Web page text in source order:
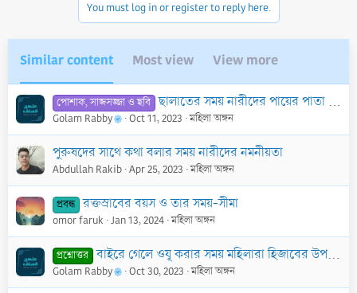
You must log in or register to reply here.
Similar content Most view View more
পোশাক, সাজসজ্জা ও ছবি ছালাতের সময় নারীদের পায়ের পাতা ঢেকে রাখা ওয়াজিব কি?
Golam Rabby Oct 11, 2023 মহিলা অঙ্গন
পুরুষদের সাথে কথা বলার সময় নারীদের নমনীয়তা
Abdullah Rakib Apr 25, 2023 মহিলা অঙ্গন
প্রবন্ধ রক্তস্রাবের বয়স ও তার সময়-সীমা
omor faruk Jan 13, 2024 মহিলা অঙ্গন
প্রশ্নোত্তর বাইরে গেলে ওযূ করার সময় মহিলারা হিজাবের উপর মাথা মাসাহ করতে পারবে কি?
Golam Rabby Oct 30, 2023 মহিলা অঙ্গন